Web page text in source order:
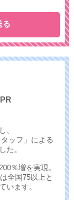
る
、
ッフ」による
た。
％増を実現。
全国75以上と
います。